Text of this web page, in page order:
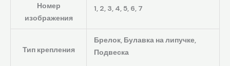
Номер
изображения
1, 2, 3, 4, 5, 6, 7
Тип крепления
Брелок, Булавка на липучке,
Подвеска